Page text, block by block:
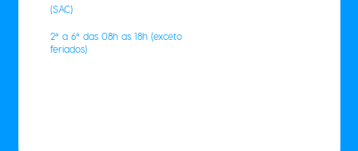
(SAC)
2ª a 6ª das 08h as 18h (exceto
feriados)